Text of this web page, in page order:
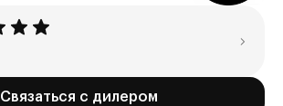
Связаться с дилером